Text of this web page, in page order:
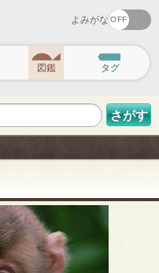
よみがな
図鑑 タグ
さがす